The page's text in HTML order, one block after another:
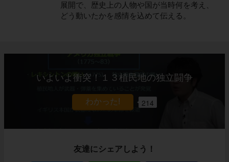
展開で、歴史上の人物や国が当時何を考え、
どう動いたかを感情を込めて伝える。
いよいよ衝突！１３植民地の独立闘争
214
友達にシェアしよう！